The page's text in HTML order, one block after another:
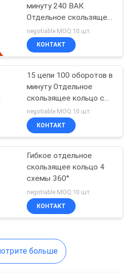
кольцо
минуту 240 ВАК
Отдельное скользящее
кольцо для машин и
оборудования
Электрические
negotiable MOQ:10 шт.
КОНТАКТ
15 цепи 100 оборотов в
минуту Отдельное
скользящее кольцо с
длиной 250 мм для
плавной электрической
передачи
negotiable MOQ:10 шт.
КОНТАКТ
Гибкое отдельное
скользящее кольцо 4
схемы 360°
negotiable MOQ:10 шт.
КОНТАКТ
больше